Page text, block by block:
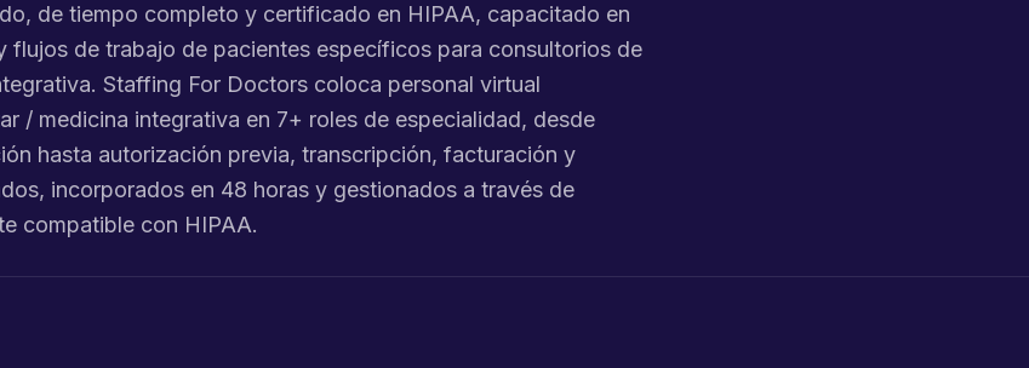
de tiempo completo y certificado en HIPAA, capacitado en
flujos de trabajo de pacientes específicos para consultorios de
Staffing For Doctors coloca personal virtual
/ medicina integrativa en 7+ roles de especialidad, desde
hasta autorización previa, transcripción, facturación y
incorporados en 48 horas y gestionados a través de
compatible con HIPAA.